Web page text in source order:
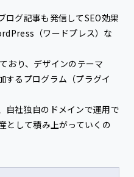
ログ記事も発信してSEO効果
（ワードプレス）な
おり、デザインのテーマ
するプログラム（プラグイ
自社独自のドメインで運用で
として積み上がっていくの